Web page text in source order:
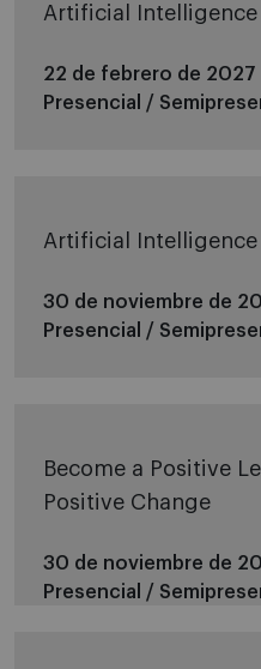
Artificial Intelligence
22 de febrero de 2027
Presencial /
Artificial Intelligence
30 de noviembre de
Presencial /
Become a Positive
Positive Change
30 de noviembre de
Presencial /